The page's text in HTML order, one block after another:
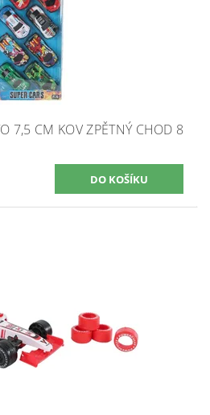
7,5 CM KOV ZPĚTNÝ CHOD 8